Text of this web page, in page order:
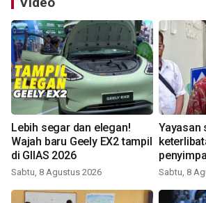
Lebih segar dan elegan!
Wajah baru Geely EX2 tampil
di GIIAS 2026
Sabtu, 8 Agustus 2026
Yayasan
Sabtu, 8